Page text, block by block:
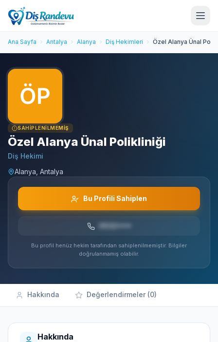
Ana Sayfa Antalya Alanya Diş Hekimleri Özel Alanya Ünal
SAHIPLENILMEMIŞ
Özel Alanya Ünal Polikliniği
Diş Hekimi
Alanya, Antalya
Bu Profili Sahiplen
Bu profil henüz hekim tarafından sahiplenilmemiştir. Bilgiler
doğrulanmamış olabilir.
Hakkında Değerlendirmeler (0)
Hakkında